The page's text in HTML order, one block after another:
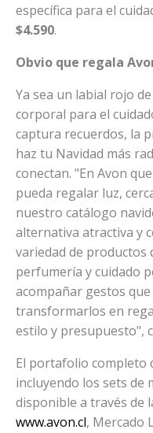
específica para el
$4.590.
Obvio que regala
Ya sea un labial rojo
corporal para el
captura recuerdos, la
haz tu Navidad más
conectan. "En Avon
pueda regalar luz,
nuestro catálogo
alternativa atractiva y
variedad de productos
perfumería y cuidado
acompañar gestos
transformarlos en
estilo y presupuesto",
El portafolio completo
incluyendo los sets de
disponible a través de
www.avon.cl, Mercado